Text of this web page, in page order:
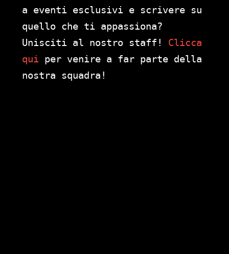
a eventi esclusivi e scrivere su
quello che ti appassiona?
Unisciti al nostro staff! Clicca
qui per venire a far parte della
nostra squadra!